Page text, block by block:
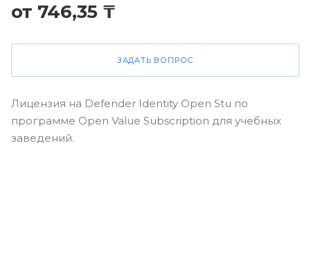
от 746,35 ₸
ЗАДАТЬ ВОПРОС
Лицензия на Defender Identity Open Stu по
программе Open Value Subscription для учебных
заведений.